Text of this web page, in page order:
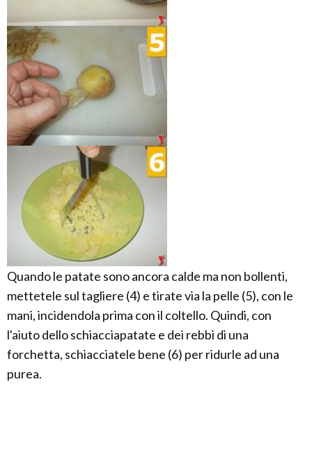
Quando le patate sono ancora calde ma non bollenti,
mettetele sul tagliere (4) e tirate via la pelle (5), con le
mani, incidendola prima con il coltello. Quindi, con
l'aiuto dello schiacciapatate e dei rebbi di una
forchetta, schiacciatele bene (6) per ridurle ad una
purea.